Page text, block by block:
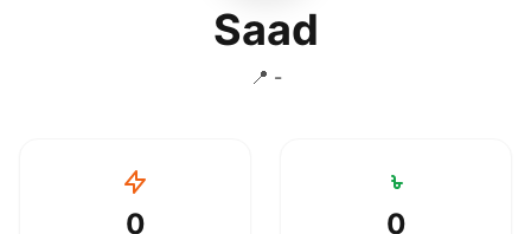
Saad
📍 -
0 0